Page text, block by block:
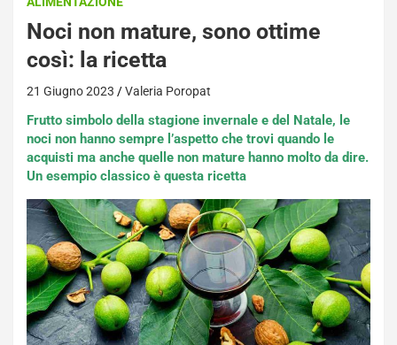
Noci non mature, sono ottime
così: la ricetta
21 Giugno 2023 Valeria Poropat
Frutto simbolo della stagione invernale e del Natale, le
noci non hanno sempre l’aspetto che trovi quando le
acquisti ma anche quelle non mature hanno molto da dire.
Un esempio classico è questa ricetta